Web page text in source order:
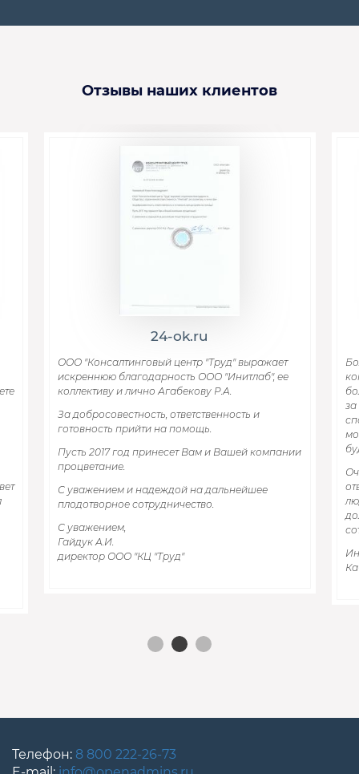
Отзывы наших клиентов
24-ok.ru
ООО "Консалтинговый центр "Труд" выражает
искреннюю благодарность ООО "Инитлаб", ее
коллективу и лично Агабекову Р.А.
За добросовестность, ответственность и
готовность прийти на помощь.
Пусть 2017 год принесет Вам и Вашей компании
процветание.
С уважением и надеждой на дальнейшее
плодотворное сотрудничество.
С уважением,
Гайдук А.И.
директор ООО "КЦ "Труд"
за
Телефон: 8 800 222-26-73